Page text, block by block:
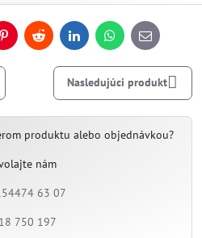
PinterestReddit LinkedInWhatsApp
E-
mail
Nasledujúci produkt
produktu alebo objednávkou?
nám
63 07
750 197